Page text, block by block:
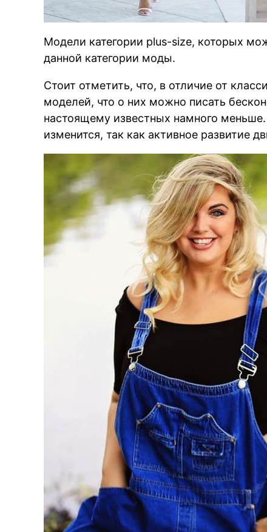
Модели категории plus-size, которых
данной категории моды.
Стоит отметить, что, в отличие от
моделей, что о них можно писать
настоящему известных намного
изменится, так как активное развитие